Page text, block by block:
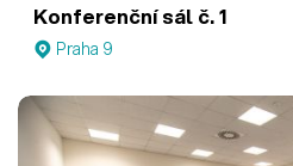
Konferenční sál č. 1
Praha 9